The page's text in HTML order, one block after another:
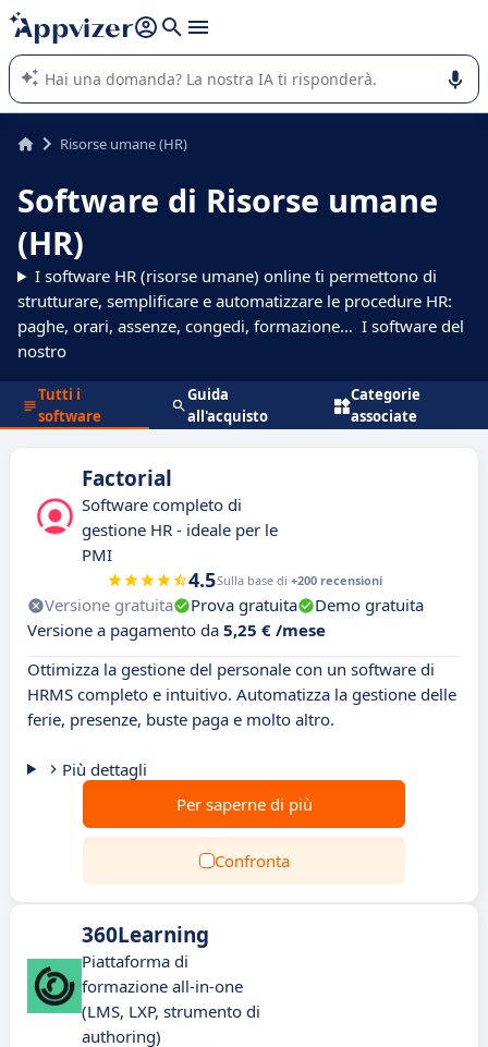
righe con
shift + enter
L'IA di Appvizer vi guida nell'utilizzo o nella scelta di un
software SaaS per la vostra azienda.
Risorse umane (HR)
Software di Risorse umane
(HR)
I software HR (risorse umane) online ti permettono di
strutturare, semplificare e automatizzare le procedure HR:
paghe, orari, assenze, congedi, formazione… I software del
nostro
Tutti i
software
Guida
all'acquisto
Categorie
associate
Factorial
Software completo di
gestione HR - ideale per le
PMI
4.5Sulla base di +200 recensioni
Versione gratuita Prova gratuita
Demo gratuita
Versione a pagamento da 5,25 € /mese
Ottimizza la gestione del personale con un software di
HRMS completo e intuitivo. Automatizza la gestione delle
ferie, presenze, buste paga e molto altro.
Più dettagli
Per saperne di più
Confronta
360Learning
Piattaforma di
formazione all-in-one
(LMS, LXP, strumento di
authoring)